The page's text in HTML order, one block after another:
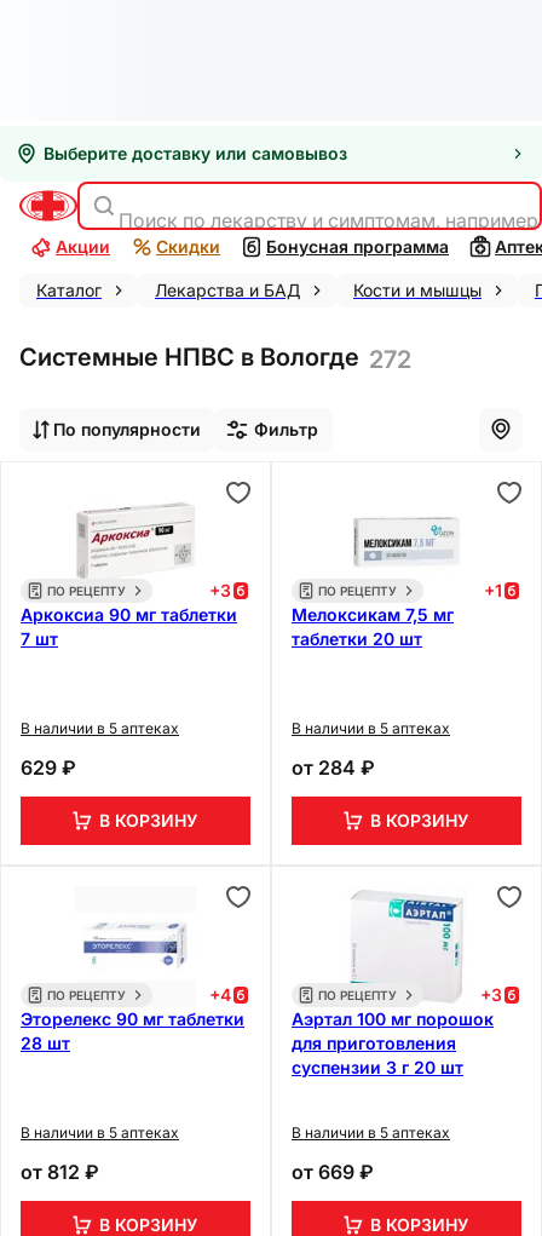
Выберите доставку или самовывоз
Поиск по лекарству и симптомам,
Акции Скидки Бонусная программа
Каталог Лекарства и БАД Кости и мышцы
Системные НПВС в Вологде 272
По популярности Фильтр
ПО РЕЦЕПТУ +3
Аркоксиа 90 мг таблетки
7 шт
В наличии в 5 аптеках
629 ₽
В КОРЗИНУ
ПО РЕЦЕПТУ +1
Мелоксикам 7,5 мг
таблетки 20 шт
В наличии в 5 аптеках
от 284 ₽
В КОРЗИНУ
ПО РЕЦЕПТУ +4
Эторелекс 90 мг таблетки
28 шт
В наличии в 5 аптеках
от 812 ₽
В КОРЗИНУ
ПО РЕЦЕПТУ +3
Аэртал 100 мг порошок
для приготовления
суспензии 3 г 20 шт
В наличии в 5 аптеках
от 669 ₽
В КОРЗИНУ